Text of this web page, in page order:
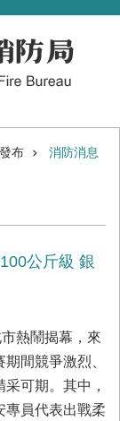
布 消防消息
公斤級 銀
熱鬧揭幕，來
間競爭激烈、
可期。其中，
專員代表出戰柔